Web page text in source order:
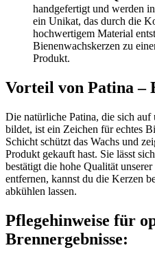
handgefertigt und werden
ein Unikat, das durch die
hochwertigem Material
Bienenwachskerzen zu
Produkt.
Vorteil von Patina –
Die natürliche Patina, die sich auf
bildet, ist ein Zeichen für echtes
Schicht schützt das Wachs und
Produkt gekauft hast. Sie lässt
bestätigt die hohe Qualität
entfernen, kannst du die Kerzen
abkühlen lassen.
Pflegehinweise für
Brennergebnisse: